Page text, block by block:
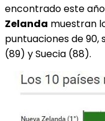
encontrado este
Zelanda muestran
puntuaciones de 90,
(89) y Suecia (88).